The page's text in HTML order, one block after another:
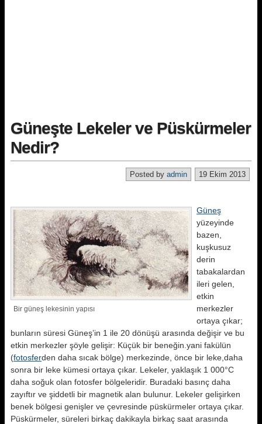
Güneşte Lekeler ve Püskürmeler
Nedir?
19 Ekim 2013
Posted by admin
Bir güneş lekesinin yapısı
Güneş
yüzeyinde
bazen,
kuşkusuz
derin
tabakalardan
ileri gelen,
etkin
merkezler
ortaya çıkar;
bunların süresi Güneş’in 1 ile 20 dönüşü arasında değişir ve bu
etkin merkezler şöyle gelişir: Küçük bir beneğin.yani fakülün
(fotosferden daha sıcak bölge) merkezinde, önce bir leke,daha
sonra bir leke kümesi ortaya çıkar. Lekeler, yaklaşık 1 000°C
daha soğuk olan fotosfer bölgeleridir. Buradaki basınç daha
zayıftır ve şiddetli bir magnetik alan bulunur. Lekeler gelişirken
benek bölgesi genişler ve çevresinde püskürmeler ortaya çıkar.
Püskürmeler, süreleri birkaç dakikayla birkaç saat arasında